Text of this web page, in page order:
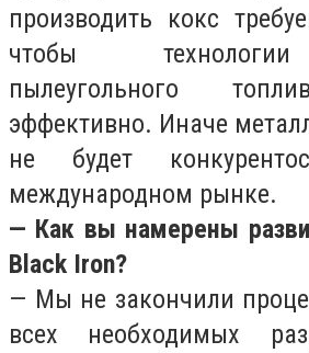
производить кокс
чтобы
пылеугольного
эффективно. Иначе
не будет
международном рынке.
— Как вы намерены
Black Iron?
— Мы не закончили
всех необходимых